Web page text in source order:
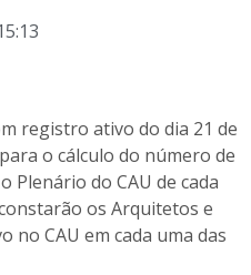
registro ativo do dia 21 de
o cálculo do número de
Plenário do CAU de cada
os Arquitetos e
no CAU em cada uma das